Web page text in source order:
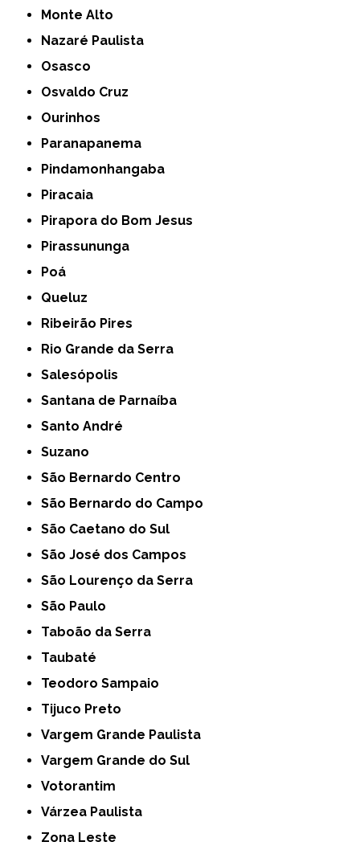
Monte Alto
Nazaré Paulista
Osasco
Osvaldo Cruz
Ourinhos
Paranapanema
Pindamonhangaba
Piracaia
Pirapora do Bom Jesus
Pirassununga
Poá
Queluz
Ribeirão Pires
Rio Grande da Serra
Salesópolis
Santana de Parnaíba
Santo André
Suzano
São Bernardo Centro
São Bernardo do Campo
São Caetano do Sul
São José dos Campos
São Lourenço da Serra
São Paulo
Taboão da Serra
Taubaté
Teodoro Sampaio
Tijuco Preto
Vargem Grande Paulista
Vargem Grande do Sul
Votorantim
Várzea Paulista
Zona Leste